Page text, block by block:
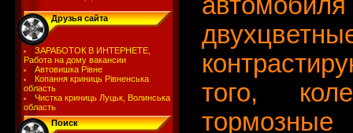
Друзья сайта
ЗАРАБОТОК В ИНТЕРНЕТЕ,
Работа на дому вакансии
Автовишка Рівне
Копання криниць Рівненська
область
Чистка криниць Луцьк, Волинська
область
Поиск
того,